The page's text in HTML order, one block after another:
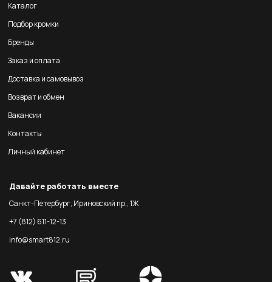
Каталог
Подбор кромки
Бренды
Заказ и оплата
Доставка и самовывоз
Возврат и обмен
Вакансии
Контакты
Личный кабинет
Давайте работать вместе
Санкт-Петербург, Ириновский пр., 1Ж
+7 (812) 611-12-13
info@smart812.ru